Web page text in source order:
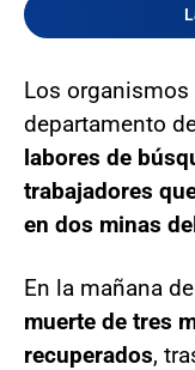
Los organismos
departamento
labores de
trabajadores
en dos minas
En la mañana
muerte de tres
recuperados,